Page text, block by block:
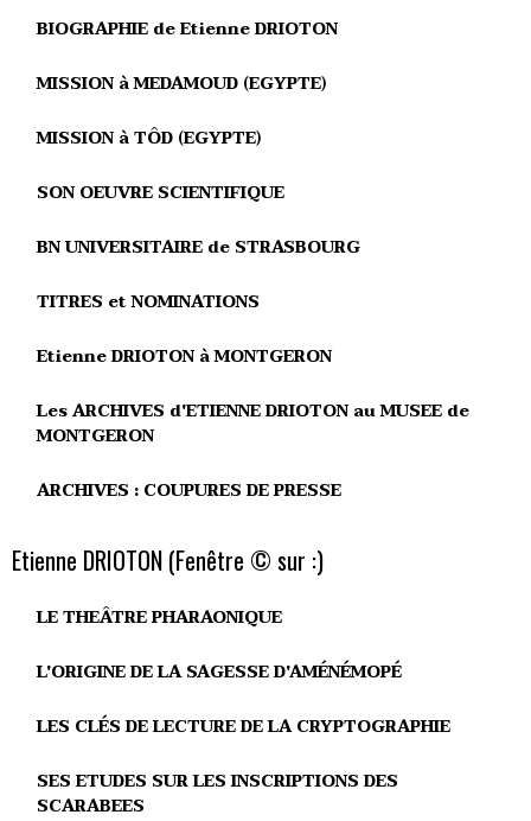
BIOGRAPHIE de Etienne DRIOTON
MISSION à MEDAMOUD (EGYPTE)
MISSION à TÔD (EGYPTE)
SON OEUVRE SCIENTIFIQUE
BN UNIVERSITAIRE de STRASBOURG
TITRES et NOMINATIONS
Etienne DRIOTON à MONTGERON
Les ARCHIVES d'ETIENNE DRIOTON au MUSEE de
MONTGERON
ARCHIVES : COUPURES DE PRESSE
Etienne DRIOTON (Fenêtre © sur :)
LE THEÂTRE PHARAONIQUE
L'ORIGINE DE LA SAGESSE D'AMÉNÉMOPÉ
LES CLÉS DE LECTURE DE LA CRYPTOGRAPHIE
SES ETUDES SUR LES INSCRIPTIONS DES
SCARABEES